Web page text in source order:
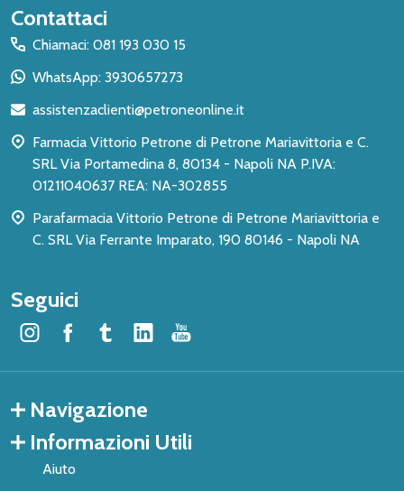
Inizio
del
piè
pagina
Contattaci
Chiamaci: 081 193 030 15
WhatsApp: 3930657273
assistenzaclienti@petroneonline.it
Farmacia Vittorio Petrone di Petrone Mariavittoria e C.
SRL Via Portamedina 8, 80134 - Napoli NA P.IVA:
01211040637 REA: NA-302855
Parafarmacia Vittorio Petrone di Petrone Mariavittoria e
C. SRL Via Ferrante Imparato, 190 80146 - Napoli NA
Seguici
Navigazione
Informazioni Utili
Aiuto